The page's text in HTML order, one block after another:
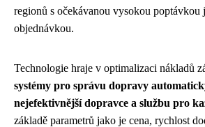
regionů s očekávanou vysokou poptávkou
objednávkou.
Technologie hraje v optimalizaci nákladů
systémy pro správu dopravy
nejefektivnější dopravce a službu pro
základě parametrů jako je cena, rychlost